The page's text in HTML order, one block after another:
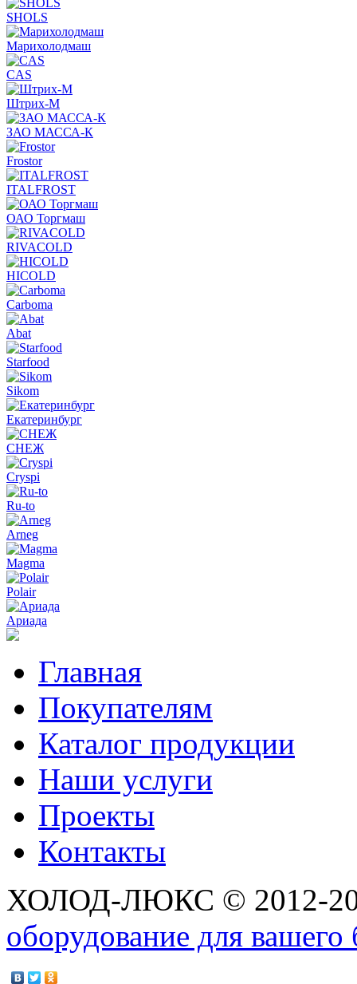
SHOLS
Марихолодмаш
CAS
Штрих-М
ЗАО МАССА-К
Frostor
ITALFROST
ОАО Торгмаш
RIVACOLD
HICOLD
Carboma
Abat
Starfood
Sikom
Екатеринбург
СНЕЖ
Cryspi
Ru-to
Arneg
Magma
Polair
Ариада
Главная
Покупателям
Каталог продукции
Наши услуги
Проекты
Контакты
ХОЛОД-ЛЮКС © 2012-
оборудование для вашего